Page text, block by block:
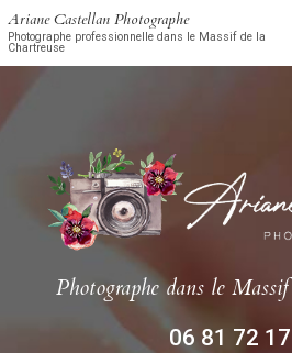
au
contenu
Ariane Castellan Photographe
Photographe professionnelle dans le Massif de la
Chartreuse
Photographedans le
06 81 72